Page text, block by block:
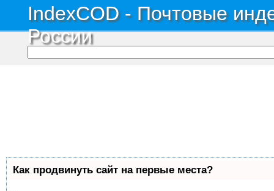
IndexCOD - Почтовые
России
Как продвинуть сайт на первые места?